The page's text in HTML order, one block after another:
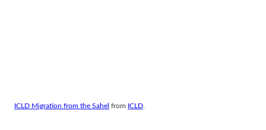
ICLD Migration from the Sahel from ICLD.